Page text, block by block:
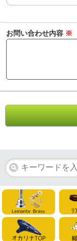
お問い合わせ内容 ※